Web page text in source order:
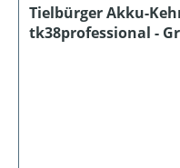
Tielbürger Akku-
tk38professional -